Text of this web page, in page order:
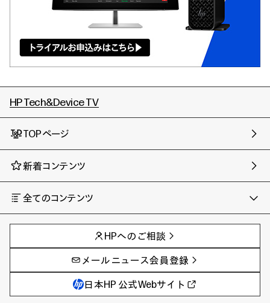
HP Tech&Device TV
TOPページ
新着コンテンツ
全てのコンテンツ
AIの進化と活用事例
製品トレンド & レビュー
サイバーセキュリティ
教育とテクノロジー
ハイブリッドワーク
事例
イベントレポート
AI PC
AIワークステーション
Poly
WXP（DEXツール）
HPへのご相談
メールニュース会員登録
日本HP 公式Webサイト